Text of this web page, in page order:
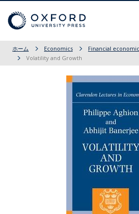
ホーム Economics
Financial
Volatility and Growth